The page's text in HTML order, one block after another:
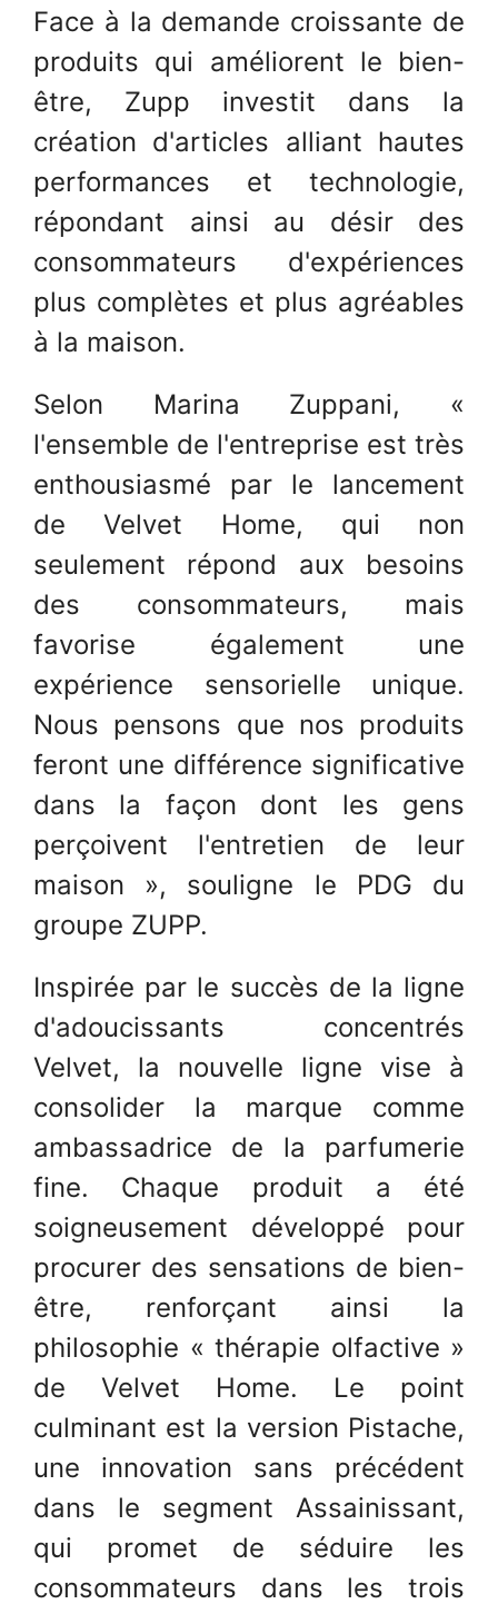
Face à la demande croissante de
produits qui améliorent le bien-
être, Zupp investit dans la
création d'articles alliant hautes
performances et technologie,
répondant ainsi au désir des
consommateurs d'expériences
plus complètes et plus agréables
à la maison.
Selon Marina Zuppani, «
l'ensemble de l'entreprise est très
enthousiasmé par le lancement
de Velvet Home, qui non
seulement répond aux besoins
des consommateurs, mais
favorise également une
expérience sensorielle unique.
Nous pensons que nos produits
feront une différence significative
dans la façon dont les gens
perçoivent l'entretien de leur
maison », souligne le PDG du
groupe ZUPP.
Inspirée par le succès de la ligne
d'adoucissants concentrés
Velvet, la nouvelle ligne vise à
consolider la marque comme
ambassadrice de la parfumerie
fine. Chaque produit a été
soigneusement développé pour
procurer des sensations de bien-
être, renforçant ainsi la
philosophie « thérapie olfactive »
de Velvet Home. Le point
culminant est la version Pistache,
une innovation sans précédent
dans le segment Assainissant,
qui promet de séduire les
consommateurs dans les trois